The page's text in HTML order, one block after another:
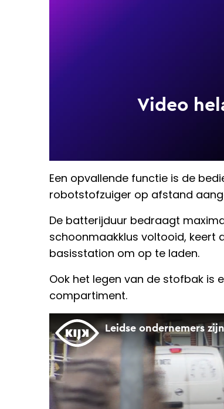
Een opvallende functie is de
robotstofzuiger op afstand
De batterijduur bedraagt
schoonmaakklus voltooid, keert
basisstation om op te laden.
Ook het legen van de stofbak is
compartiment.